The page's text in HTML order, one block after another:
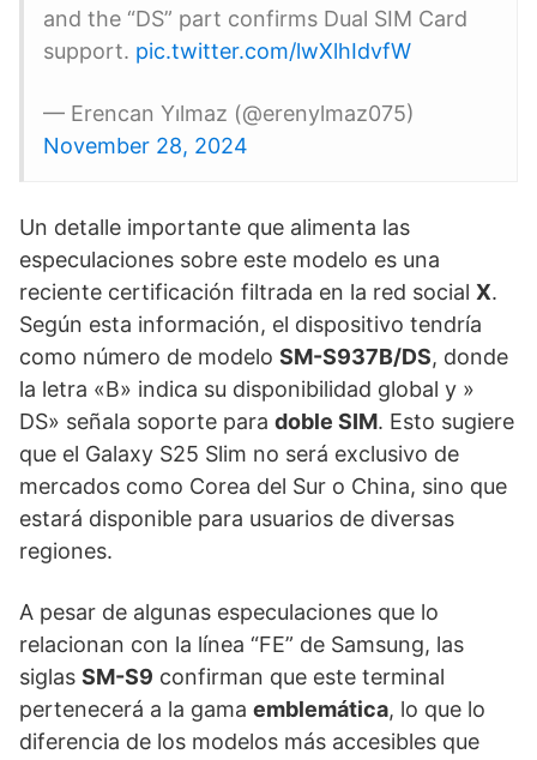
and the “DS” part confirms Dual SIM Card
support. pic.twitter.com/lwXlhIdvfW
— Erencan Yılmaz (@erenylmaz075)
November 28, 2024
Un detalle importante que alimenta las
especulaciones sobre este modelo es una
reciente certificación filtrada en la red social X.
Según esta información, el dispositivo tendría
como número de modelo SM-S937B/DS, donde
la letra «B» indica su disponibilidad global y »
DS» señala soporte para doble SIM. Esto sugiere
que el Galaxy S25 Slim no será exclusivo de
mercados como Corea del Sur o China, sino que
estará disponible para usuarios de diversas
regiones.
A pesar de algunas especulaciones que lo
relacionan con la línea “FE” de Samsung, las
siglas SM-S9 confirman que este terminal
pertenecerá a la gama emblemática, lo que lo
diferencia de los modelos más accesibles que